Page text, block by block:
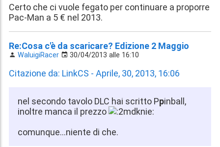
Certo che ci vuole fegato per continuare a proporre
Pac-Man a 5 € nel 2013.
Re:Cosa c'è da scaricare? Edizione 2 Maggio
WaluigiRacer 30/04/2013 alle 16:10
Citazione da: LinkCS - Aprile, 30, 2013, 16:06
nel secondo tavolo DLC hai scritto Ppinball,
inoltre manca il prezzo
comunque...niente di che.